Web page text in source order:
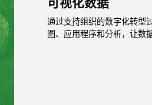
通过支持组织的数字化转型
图、应用程序和分析，让数